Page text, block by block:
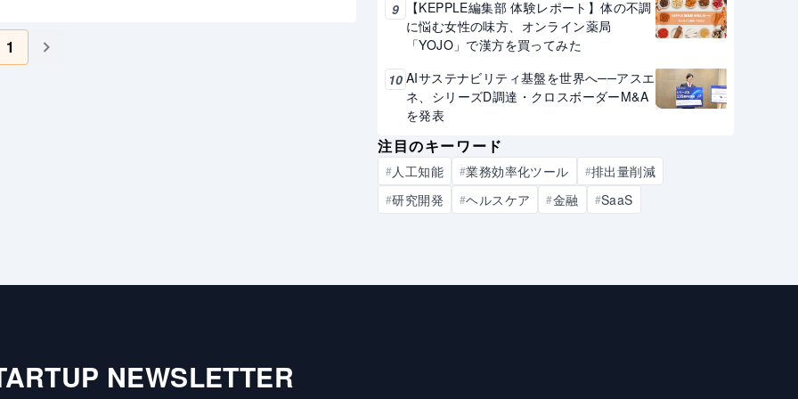
1
9
【KEPPLE編集部 体験レポート】体の不調
に悩む女性の味方、オンライン薬局
「YOJO」で漢方を買ってみた
10 AIサステナビリティ基盤を世界へ──アスエ
ネ、シリーズD調達・クロスボーダーM&A
を発表
注目のキーワード
#人工知能 #業務効率化ツール #排出量削減
#研究開発 #ヘルスケア #金融 #SaaS
NEWSLETTER